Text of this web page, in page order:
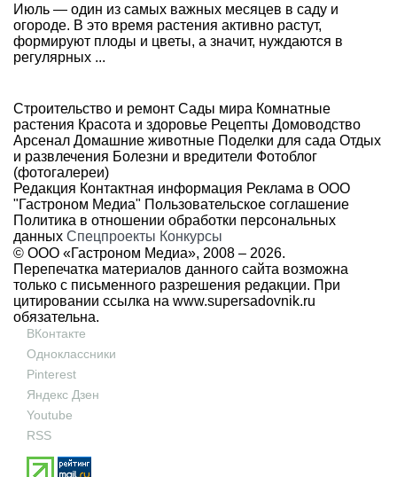
Июль — один из самых важных месяцев в саду и
огороде. В это время растения активно растут,
формируют плоды и цветы, а значит, нуждаются в
регулярных ...
Строительство и ремонт Сады мира Комнатные
растения Красота и здоровье Рецепты Домоводство
Арсенал Домашние животные Поделки для сада Отдых
и развлечения Болезни и вредители Фотоблог
(фотогалереи)
Редакция Контактная информация Реклама в ООО
"Гастроном Медиа" Пользовательское соглашение
Политика в отношении обработки персональных
данных Спецпроекты Конкурсы
© ООО «Гастроном Медиа», 2008 – 2026.
Перепечатка материалов данного сайта возможна
только с письменного разрешения редакции. При
цитировании ссылка на www.supersadovnik.ru
обязательна.
ВКонтакте
Одноклассники
Pinterest
Яндекс Дзен
Youtube
RSS